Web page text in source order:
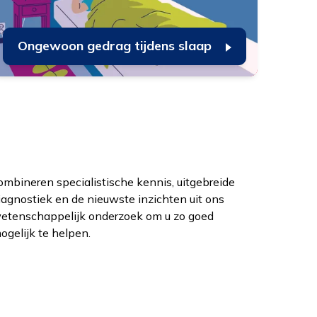
Ongewoon gedrag tijdens slaap
te helpen.